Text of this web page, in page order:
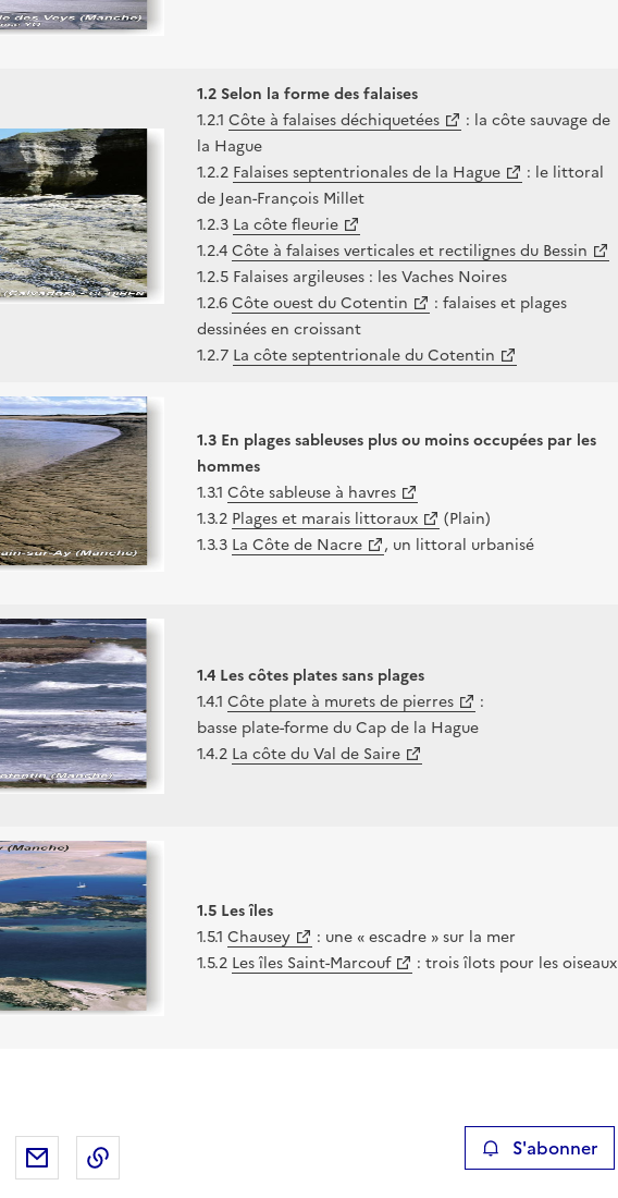
1.2 Selon la forme des falaises
1.2.1 Côte à falaises déchiquetées
: la côte sauvage de
la Hague
1.2.2 Falaises septentrionales de la Hague
: le littoral
de Jean-François Millet
1.2.3 La côte fleurie
1.2.4Côte à falaises verticales et rectilignes du Bessin
1.2.5 Falaises argileuses : les Vaches Noires
1.2.6Côte ouest du Cotentin
: falaises et plages
dessinées en croissant
1.2.7 La côte septentrionale du Cotentin
1.3 En plages sableuses plus ou moins occupées par les
hommes
1.3.1 Côte sableuse à havres
1.3.2 Plages et marais littoraux
(Plain)
1.3.3 La Côte de Nacre , un littoral urbanisé
1.4 Les côtes plates sans plages
1.4.1 Côte plate à murets de pierres
:
basse plate-forme du Cap de la Hague
1.4.2 La côte du Val de Saire
1.5 Les îles
1.5.1 Chausey
: une « escadre » sur la mer
1.5.2 Les îles Saint-Marcouf : trois îlots pour les oiseaux
sur X
Partager sur LinkedIn
Partager par emailCopier le lien de la page dans le presse-papier S'abonner